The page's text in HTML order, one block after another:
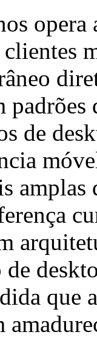
clientes
de
de
que